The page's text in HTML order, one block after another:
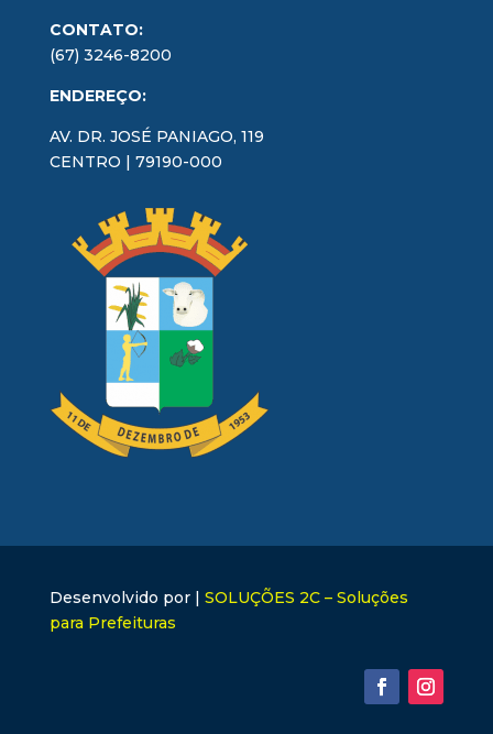
CONTATO:
(67) 3246-8200
ENDEREÇO:
AV. DR. JOSÉ PANIAGO, 119
CENTRO | 79190-000
Desenvolvido por | SOLUÇÕES 2C – Soluções
para Prefeituras